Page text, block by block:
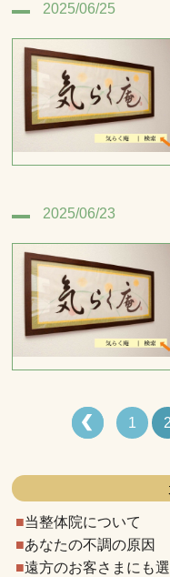
2025/06/25
2025/06/23
1 2
当整体院について
あなたの不調の原因
遠方のお客さまにも